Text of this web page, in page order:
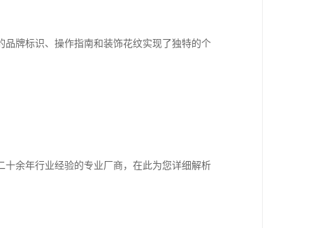
牌标识、操作指南和装饰花纹实现了独特的个
余年行业经验的专业厂商，在此为您详细解析